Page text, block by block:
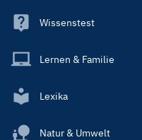
Wissenstest
Lernen & Familie
Lexika
Natur & Umwelt